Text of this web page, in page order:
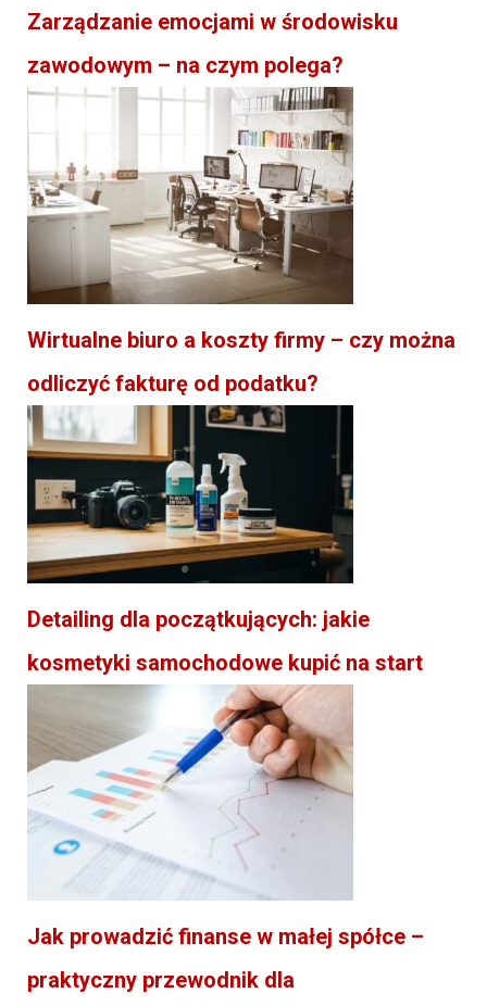
Zarządzanie emocjami w środowisku
zawodowym – na czym polega?
Wirtualne biuro a koszty firmy – czy można
odliczyć fakturę od podatku?
Detailing dla początkujących: jakie
kosmetyki samochodowe kupić na start
Jak prowadzić finanse w małej spółce –
praktyczny przewodnik dla